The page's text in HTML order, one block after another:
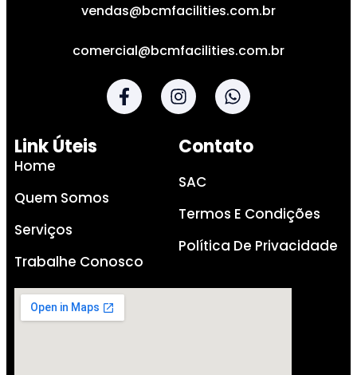
vendas@bcmfacilities.com.br
comercial@bcmfacilities.com.br
Link Úteis
Home
Quem Somos
Serviços
Trabalhe Conosco
Contato
SAC
Termos E Condições
Política De Privacidade